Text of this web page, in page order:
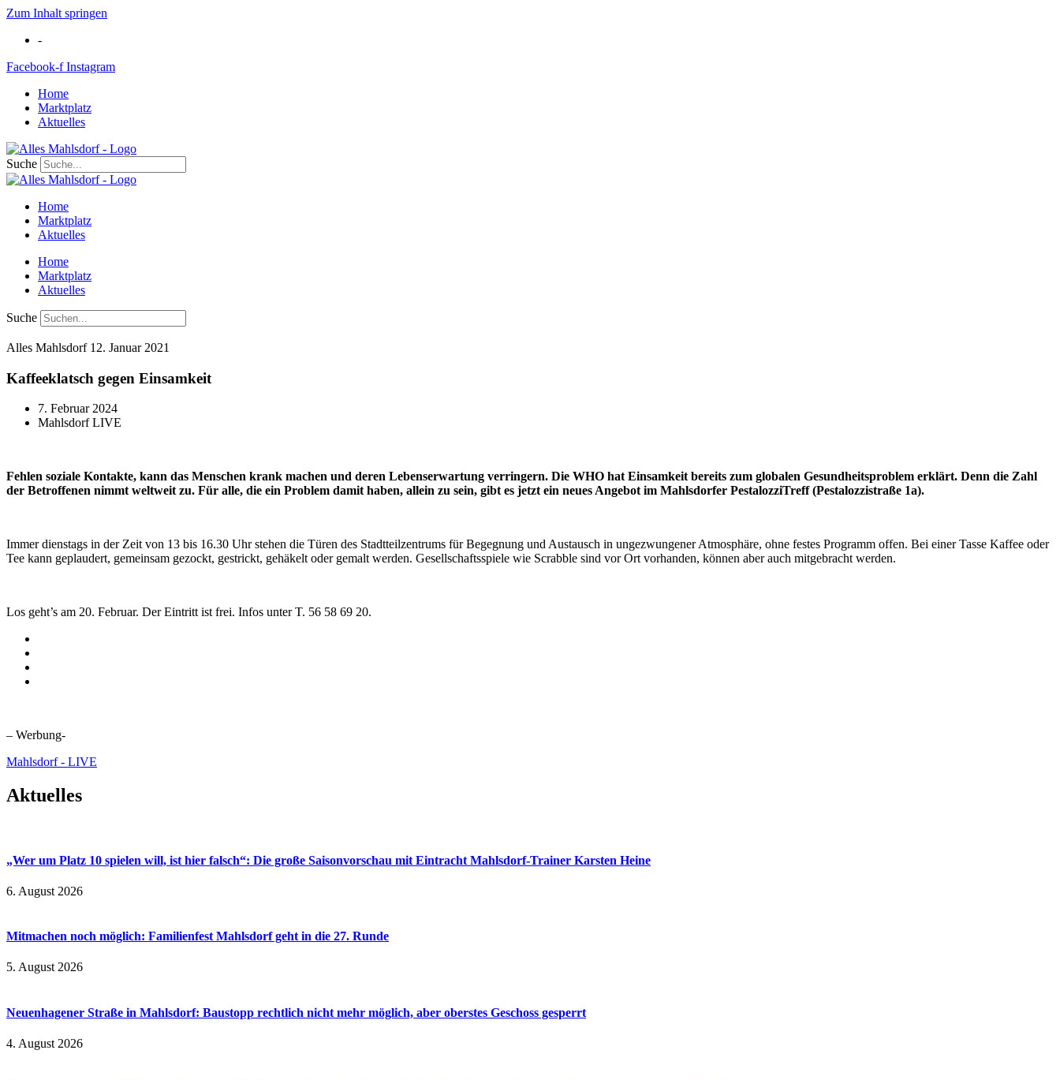
Zum Inhalt springen
-
Facebook-f Instagram
Home
Marktplatz
Aktuelles
Suche
Home
Marktplatz
Aktuelles
Home
Marktplatz
Aktuelles
Suche
Alles Mahlsdorf 12. Januar 2021
Kaffeeklatsch gegen Einsamkeit
7. Februar 2024
Mahlsdorf LIVE
Fehlen soziale Kontakte, kann das Menschen krank machen und deren Lebenserwartung verringern. Die WHO hat Einsamkeit bereits zum globalen Gesundheitsproblem erklärt. Denn die Zahl
der Betroffenen nimmt weltweit zu. Für alle, die ein Problem damit haben, allein zu sein, gibt es jetzt ein neues Angebot im Mahlsdorfer PestalozziTreff (Pestalozzistraße 1a).
Immer dienstags in der Zeit von 13 bis 16.30 Uhr stehen die Türen des Stadtteilzentrums für Begegnung und Austausch in ungezwungener Atmosphäre, ohne festes Programm offen. Bei einer Tasse Kaffee oder
Tee kann geplaudert, gemeinsam gezockt, gestrickt, gehäkelt oder gemalt werden. Gesellschaftsspiele wie Scrabble sind vor Ort vorhanden, können aber auch mitgebracht werden.
Los geht’s am 20. Februar. Der Eintritt ist frei. Infos unter T. 56 58 69 20.
– Werbung-
Mahlsdorf - LIVE
Aktuelles
„Wer um Platz 10 spielen will, ist hier falsch“: Die große Saisonvorschau mit Eintracht Mahlsdorf-Trainer Karsten Heine
6. August 2026
Mitmachen noch möglich: Familienfest Mahlsdorf geht in die 27. Runde
5. August 2026
Neuenhagener Straße in Mahlsdorf: Baustopp rechtlich nicht mehr möglich, aber oberstes Geschoss gesperrt
4. August 2026